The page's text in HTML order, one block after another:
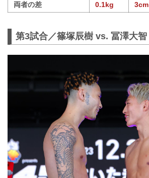
両者の差
0.1kg 3cm
第3試合／篠塚辰樹 vs. 冨澤大智